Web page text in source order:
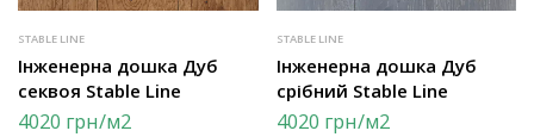
STABLE LINE
Інженерна дошка Дуб
секвоя Stable Line
4020 грн/м2
STABLE LINE
Інженерна дошка Дуб
срібний Stable Line
4020 грн/м2